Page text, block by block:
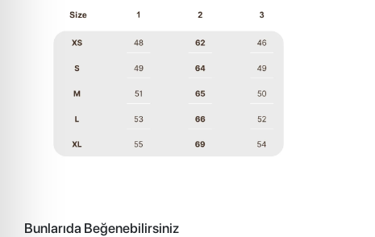
Bunlarıda Beğenebilirsiniz